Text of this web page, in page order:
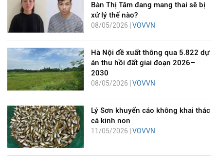
Bàn Thị Tâm đang mang thai sẽ bị
xử lý thế nào?
08/05/2026 | VOVVN
Hà Nội đề xuất thông qua 5.822 dự
án thu hồi đất giai đoạn 2026–
2030
08/05/2026 | VOVVN
Lý Sơn khuyến cáo không khai thác
cá kình non
11/05/2026 |VOVVN